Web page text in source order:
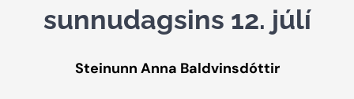
sunnudagsins 12. júlí
Steinunn Anna Baldvinsdóttir